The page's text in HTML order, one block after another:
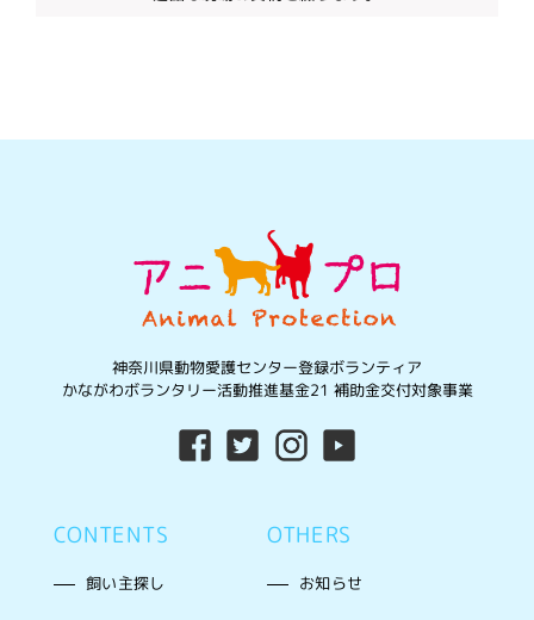
CONTENTS
飼い主探し
神奈川県動物愛護センター登録ボランティア
かながわボランタリー活動推進基金21 補助金交付対象事業
OTHERS
お知らせ